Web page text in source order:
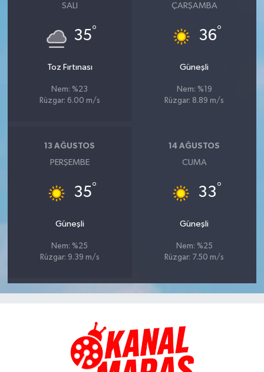
SALI
35°
Toz Fırtınası
Nem: %23
Rüzgar: 6.00 m/s
ÇARŞAMBA
36°
Güneşli
Nem: %19
Rüzgar: 8.89 m/s
13 AĞUSTOS
PERŞEMBE
35°
Güneşli
Nem: %25
Rüzgar: 9.39 m/s
14 AĞUSTOS
CUMA
33°
Güneşli
Nem: %25
Rüzgar: 7.50 m/s